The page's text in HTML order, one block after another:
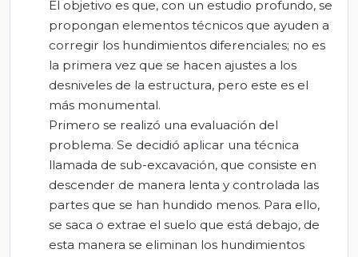
El objetivo es que, con un estudio profundo, se
propongan elementos técnicos que ayuden a
corregir los hundimientos diferenciales; no es
la primera vez que se hacen ajustes a los
desniveles de la estructura, pero este es el
más monumental.
Primero se realizó una evaluación del
problema. Se decidió aplicar una técnica
llamada de sub-excavación, que consiste en
descender de manera lenta y controlada las
partes que se han hundido menos. Para ello,
se saca o extrae el suelo que está debajo, de
esta manera se eliminan los hundimientos